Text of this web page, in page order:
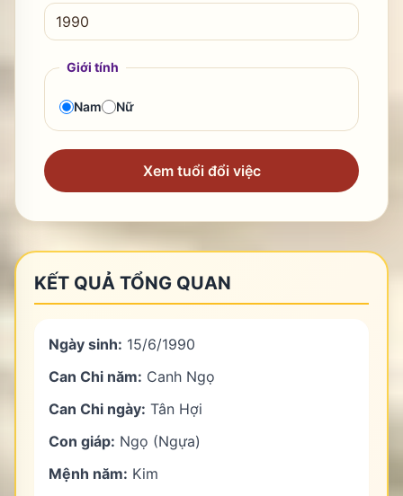
Giới tính
Nam Nữ
Xem tuổi đổi việc
KẾT QUẢ TỔNG QUAN
Ngày sinh: 15/6/1990
Can Chi năm: Canh Ngọ
Can Chi ngày: Tân Hợi
Con giáp: Ngọ (Ngựa)
Mệnh năm: Kim